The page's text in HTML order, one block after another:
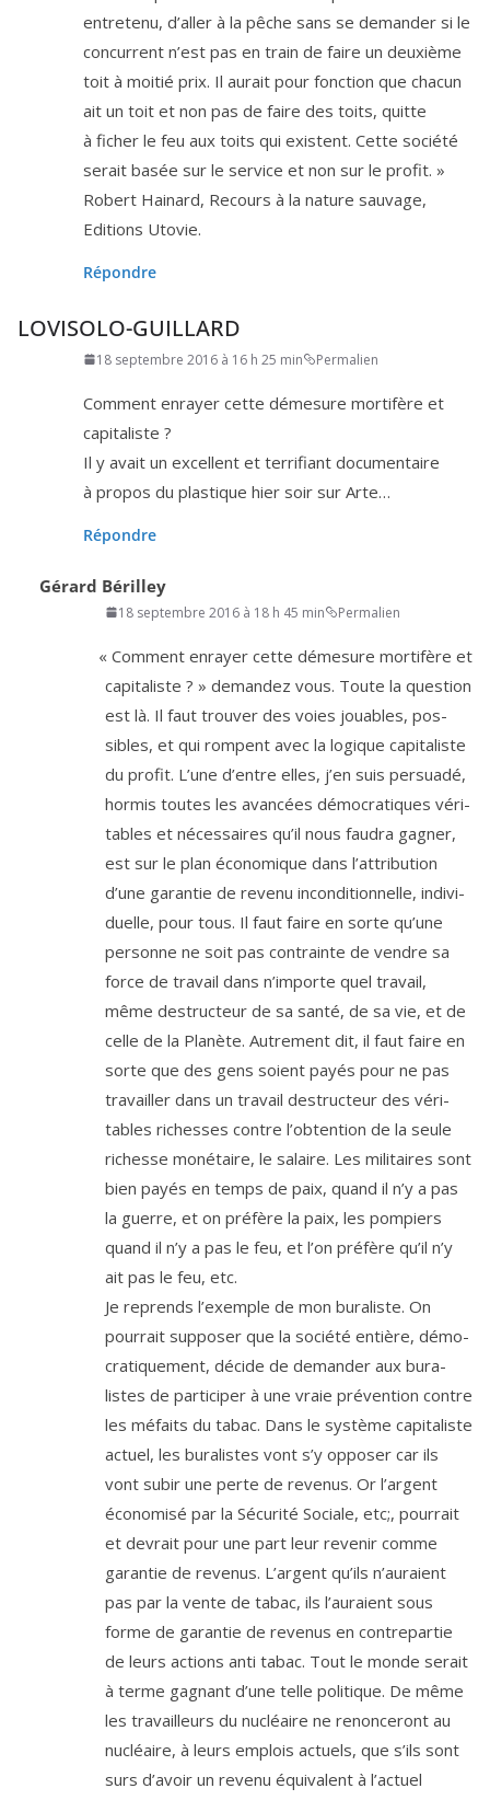
entre­te­nu, d’aller à la pêche sans se deman­der si le
concur­rent n’est pas en train de faire un deuxième
toit à moi­tié prix. Il aurait pour fonc­tion que cha­cun
ait un toit et non pas de faire des toits, quitte
à ficher le feu aux toits qui existent. Cette socié­té
serait basée sur le ser­vice et non sur le profit. »
Robert Hainard, Recours à la nature sau­vage,
Editions Utovie.
Répondre
LOVISOLO-GUILLARD
18 septembre 2016 à 16 h 25 min Permalien
Comment enrayer cette déme­sure mor­ti­fère et
capitaliste ?
Il y avait un excellent et ter­ri­fiant docu­men­taire
à pro­pos du plas­tique hier soir sur Arte…
Répondre
Gérard Bérilley
18 septembre 2016 à 18 h 45 min Permalien
« Comment enrayer cette déme­sure mor­ti­fère et
capi­ta­liste ? » deman­dez vous. Toute la ques­tion
est là. Il faut trou­ver des voies jouables, pos­
sibles, et qui rompent avec la logique capi­ta­liste
du pro­fit. L’une d’entre elles, j’en suis per­sua­dé,
hor­mis toutes les avan­cées démo­cra­tiques véri­
tables et néces­saires qu’il nous fau­dra gagner,
est sur le plan éco­no­mique dans l’at­tri­bu­tion
d’une garan­tie de reve­nu incon­di­tion­nelle, indi­vi­
duelle, pour tous. Il faut faire en sorte qu’une
per­sonne ne soit pas contrainte de vendre sa
force de tra­vail dans n’im­porte quel tra­vail,
même des­truc­teur de sa san­té, de sa vie, et de
celle de la Planète. Autrement dit, il faut faire en
sorte que des gens soient payés pour ne pas
tra­vailler dans un tra­vail des­truc­teur des véri­
tables richesses contre l’ob­ten­tion de la seule
richesse moné­taire, le salaire. Les mili­taires sont
bien payés en temps de paix, quand il n’y a pas
la guerre, et on pré­fère la paix, les pom­piers
quand il n’y a pas le feu, et l’on pré­fère qu’il n’y
ait pas le feu, etc.
Je reprends l’exemple de mon bura­liste. On
pour­rait sup­po­ser que la socié­té entière, démo­
cra­ti­que­ment, décide de deman­der aux bura­
listes de par­ti­ci­per à une vraie pré­ven­tion contre
les méfaits du tabac. Dans le sys­tème capi­ta­liste
actuel, les bura­listes vont s’y oppo­ser car ils
vont subir une perte de reve­nus. Or l’argent
éco­no­mi­sé par la Sécurité Sociale, etc;, pour­rait
et devrait pour une part leur reve­nir comme
garan­tie de reve­nus. L’argent qu’ils n’au­raient
pas par la vente de tabac, ils l’au­raient sous
forme de garan­tie de reve­nus en contre­par­tie
de leurs actions anti tabac. Tout le monde serait
à terme gagnant d’une telle poli­tique. De même
les tra­vailleurs du nucléaire ne renon­ce­ront au
nucléaire, à leurs emplois actuels, que s’ils sont
surs d’a­voir un reve­nu équi­valent à l’ac­tuel